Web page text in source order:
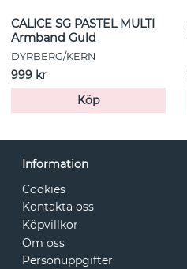
CALICE SG PASTEL MULTI
Armband Guld
DYRBERG/KERN
999 kr
Köp
Information
Cookies
Kontakta oss
Köpvillkor
Om oss
Personuppgifter